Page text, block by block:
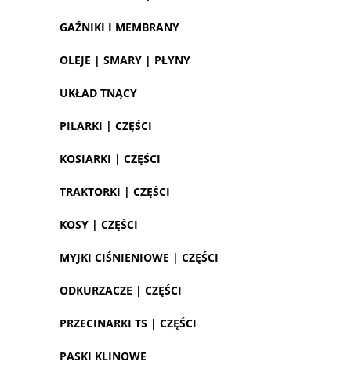
GAŹNIKI I MEMBRANY
OLEJE | SMARY | PŁYNY
UKŁAD TNĄCY
PILARKI | CZĘŚCI
KOSIARKI | CZĘŚCI
TRAKTORKI | CZĘŚCI
KOSY | CZĘŚCI
MYJKI CIŚNIENIOWE | CZĘŚCI
ODKURZACZE | CZĘŚCI
PRZECINARKI TS | CZĘŚCI
PASKI KLINOWE